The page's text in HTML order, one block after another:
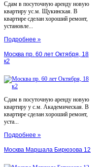
Сдам в посуточную аренду новую
квартиру ус.м. Щукинская. В
квартире сделан хороший ремонт,
установле...
Подробнее »
Москва пр. 60 лет Октября, 18
к2
Сдам в посуточную аренду новую
квартиру у с.м. Академическая. В
квартире сделан хороший ремонт,
уста...
Подробнее »
Москва Маршала Бирюзова 12